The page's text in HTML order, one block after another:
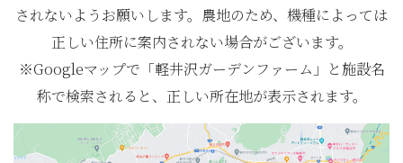
されないようお願いします。農地のため、機種によっては
正しい住所に案内されない場合がございます。
※Googleマップで「軽井沢ガーデンファーム」と施設名
称で検索されると、正しい所在地が表示されます。